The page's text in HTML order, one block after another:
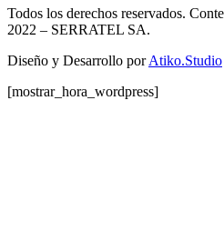
Todos los derechos reservados.
2022 – SERRATEL SA.
Diseño y Desarrollo porAtiko.Studio
[mostrar_hora_wordpress]